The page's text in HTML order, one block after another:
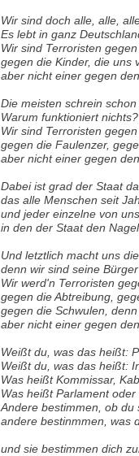
Wir sind doch alle, alle,
Es lebt in ganz
Wir sind Terroristen
gegen die Kinder, die uns
aber nicht einer gegen
Die meisten schrein
Warum funktioniert
Wir sind Terroristen
gegen die Faulenzer,
aber nicht einer gegen
Dabei ist grad der Staat
das alle Menschen seit
und jeder einzelne von
in den der Staat den
Und letztlich macht uns
denn wir sind seine
Wir werd'n Terroristen
gegen die Abtreibung,
gegen die Schwulen,
aber nicht einer gegen
Weißt du, was das heißt:
Weißt du, was das heißt:
Was heißt Kommissar,
Was heißt Parlament
Andere bestimmen, ob
andere bestinmmen, was
und sie bestimmen dich